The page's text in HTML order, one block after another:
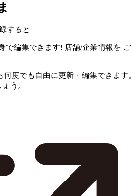
すると
で編集できます! 店舗/企業情報を ご
度でも自由に更新・編集できます。
う。